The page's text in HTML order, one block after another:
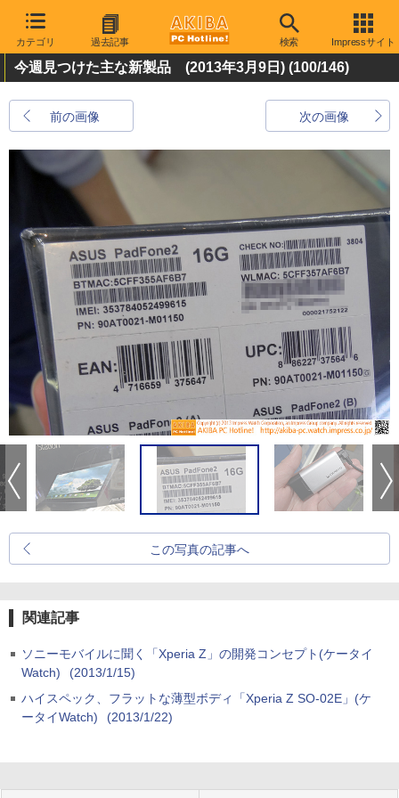
カテゴリ 過去記事 検索 Impressサイト
今週見つけた主な新製品 (2013年3月9日) (100/146)
前の画像 次の画像
この写真の記事へ
関連記事
ソニーモバイルに聞く「Xperia Z」の開発コンセプト(ケータイ
Watch)
(2013/1/15)
ハイスペック、フラットな薄型ボディ「Xperia Z SO-02E」(ケ
ータイWatch)
(2013/1/22)